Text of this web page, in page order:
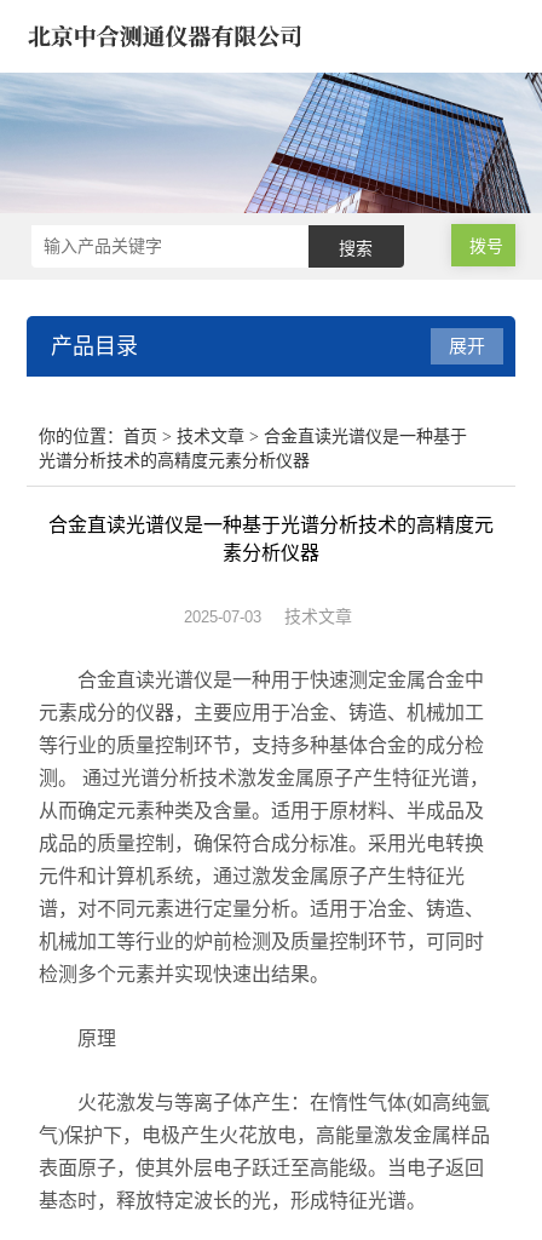
拨号
产品目录
气相色谱仪/气象色谱仪
原子吸收分光光度计 光谱
医疗器械/药品/环境/生物
油品/石油化工/电力仪器
水分仪/通用仪器/实验家具
原子荧光光度计-X荧光光谱
ICP光谱仪/电感耦合光谱仪
试验机*建筑仪器/建材仪器
安全网/安全带/鞋帽仪器
展开
你的位置：首页 >技术文章 > 合金直读光谱仪是一种基于
光谱分析技术的高精度元素分析仪器
合金直读光谱仪是一种基于光谱分析技术的高精度元
素分析仪器
2025-07-03 技术文章
合金直读光谱仪是一种用于快速测定金属合金中
元素成分的仪器，主要应用于冶金、铸造、机械加工
等行业的质量控制环节，支持多种基体合金的成分检
测。 ‌通过光谱分析技术激发金属原子产生特征光谱，
从而确定元素种类及含量。适用于原材料、半成品及
成品的质量控制，确保符合成分标准。采用光电转换
元件和计算机系统，通过激发金属原子产生特征光
谱，对不同元素进行定量分析。适用于冶金、铸造、
机械加工等行业的炉前检测及质量控制环节，可同时
检测多个元素并实现快速出结果。
原理
火花激发与等离子体产生：在惰性气体(如高纯氩
气)保护下，电极产生火花放电，高能量激发金属样品
表面原子，使其外层电子跃迁至高能级。当电子返回
基态时，释放特定波长的光，形成特征光谱。